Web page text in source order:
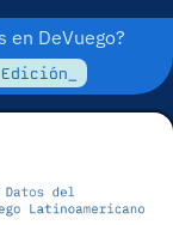
en DeVuego?